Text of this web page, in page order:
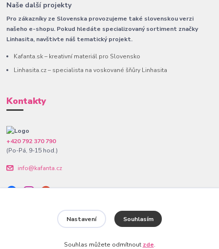
Naše další projekty
Pro zákazníky ze Slovenska provozujeme také slovenskou verzi
našeho e-shopu. Pokud hledáte specializovaný sortiment značky
Linhasita, navštivte náš tematický projekt.
Kafanta.sk – kreativní materiál pro Slovensko
Linhasita.cz – specialista na voskované šňůry Linhasita
Kontakty
+420 792 370 790
(Po-Pá, 9-15 hod.)
info@kafanta.cz
Vytvořeno na
Eshop-rychle.cz
Nastavení Souhlasím
Souhlas můžete odmítnout zde.